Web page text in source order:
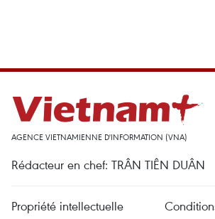
AGENCE VIETNAMIENNE D'INFORMATION (VNA)
Rédacteur en chef: TRÂN TIÊN DUÂN
Propriété intellectuelle